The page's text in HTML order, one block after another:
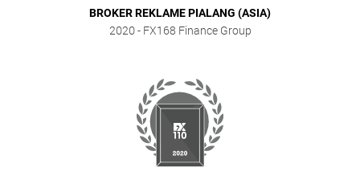
BROKER REKLAME PIALANG (ASIA)
2020- FX168 Finance Group